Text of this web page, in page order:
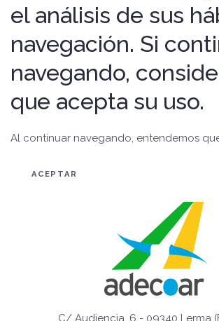
el análisis de sus
navegación. Si
navegando,
que acepta su uso.
Al continuar navegando, entendemos
ACEPTAR
C/ Audiencia, 6 - 09340 Lerma